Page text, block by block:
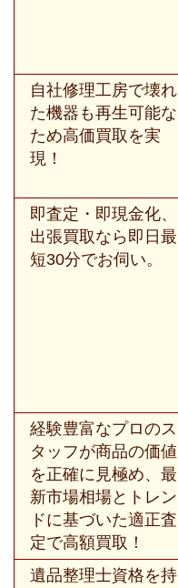
自社修理工房で壊れ
た機器も再生可能な
ため高価買取を実
現！
即査定・即現金化、
出張買取なら即日最
短30分でお伺い。
経験豊富なプロのス
タッフが商品の価値
を正確に見極め、最
新市場相場とトレン
ドに基づいた適正査
定で高額買取！
遺品整理士資格を持